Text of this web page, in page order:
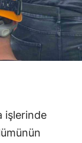
işlerinde